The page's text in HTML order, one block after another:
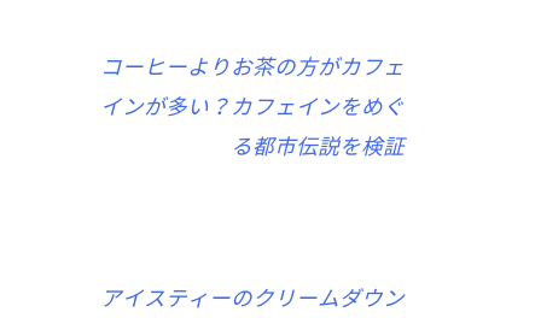
コーヒーよりお茶の方がカフェ
インが多い？カフェインをめぐ
る都市伝説を検証
アイスティーのクリームダウン